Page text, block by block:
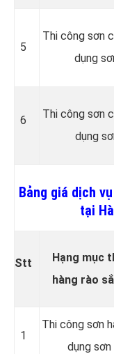
5
Thi công sơn
dụng
6
Thi công sơn
dụng
Bảng giá dịch
tại
Stt
Hạng mục
hàng rào
1
Thi công sơn
dụng